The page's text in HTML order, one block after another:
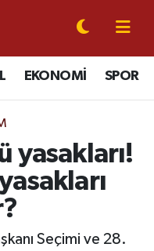
EKONOMİ SPOR
yasakları!
Seçimi ve 28.
Eczaneler
Haritası
Fikstür